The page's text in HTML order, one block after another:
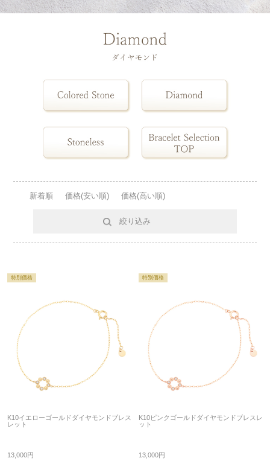
新着順 価格(安い順) 価格(高い順)
絞り込み
特別価格
K10イエローゴールドダイヤモンドブレス
レット
13,000円
特別価格
K10ピンクゴールドダイヤモンドブレスレ
ット
13,000円